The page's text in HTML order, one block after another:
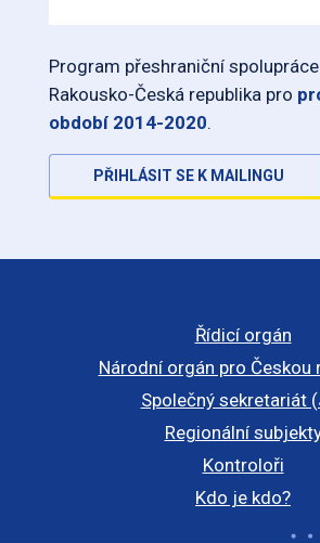
Program přeshraniční
Rakousko-Česká republika pro
období 2014-2020.
PŘIHLÁSIT SE K MAILINGU
Řídicí orgán
Národní orgán pro Českou
Společný sekretariát
Regionální
Kontroloři
Kdo je kdo?